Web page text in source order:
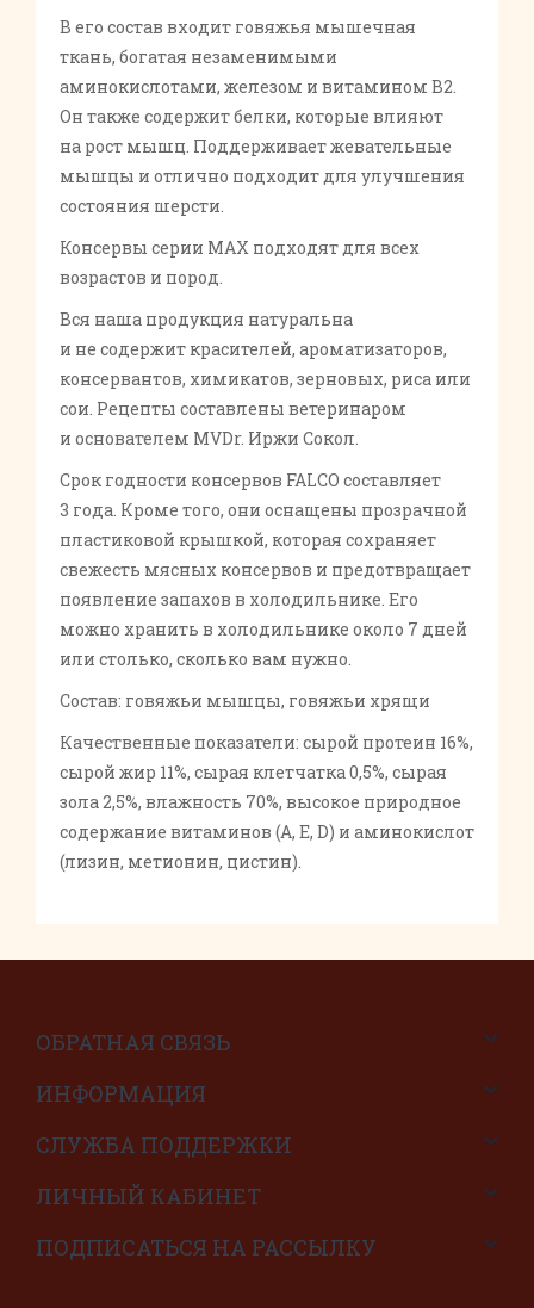
В его состав входит говяжья мышечная
ткань, богатая незаменимыми
аминокислотами, железом и витамином В2.
Он также содержит белки, которые влияют
на рост мышц. Поддерживает жевательные
мышцы и отлично подходит для улучшения
состояния шерсти.
Консервы серии MAX подходят для всех
возрастов и пород.
Вся наша продукция натуральна
и не содержит красителей, ароматизаторов,
консервантов, химикатов, зерновых, риса или
сои. Рецепты составлены ветеринаром
и основателем MVDr. Иржи Сокол.
Срок годности консервов FALCO составляет
3 года. Кроме того, они оснащены прозрачной
пластиковой крышкой, которая сохраняет
свежесть мясных консервов и предотвращает
появление запахов в холодильнике. Его
можно хранить в холодильнике около 7 дней
или столько, сколько вам нужно.
Состав: говяжьи мышцы, говяжьи хрящи
Качественные показатели: сырой протеин 16%,
сырой жир 11%, сырая клетчатка 0,5%, сырая
зола 2,5%, влажность 70%, высокое природное
содержание витаминов (А, Е, D) и аминокислот
(лизин, метионин, цистин).
ОБРАТНАЯ СВЯЗЬ
ИНФОРМАЦИЯ
СЛУЖБА ПОДДЕРЖКИ
ЛИЧНЫЙ КАБИНЕТ
ПОДПИСАТЬСЯ НА РАССЫЛКУ